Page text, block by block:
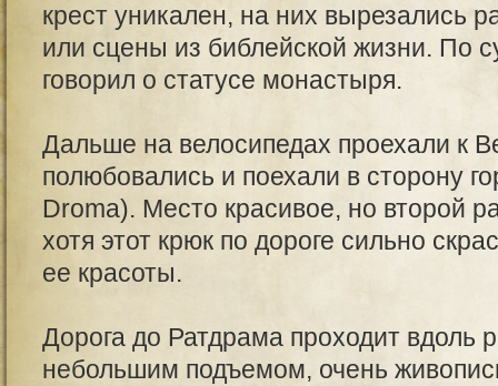
крест уникален, на них вырезались
или сцены из библейской жизни. По
говорил о статусе монастыря.
Дальше на велосипедах проехали к
полюбовались и поехали в сторону
Droma). Место красивое, но второй
хотя этот крюк по дороге сильно
ее красоты.
Дорога до Ратдрама проходит вдоль
небольшим подъемом, очень